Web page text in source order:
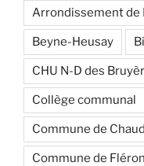
Arrondissement de
Beyne-Heusay
CHU N-D des
Collège communal
Commune de
Commune de Fléron